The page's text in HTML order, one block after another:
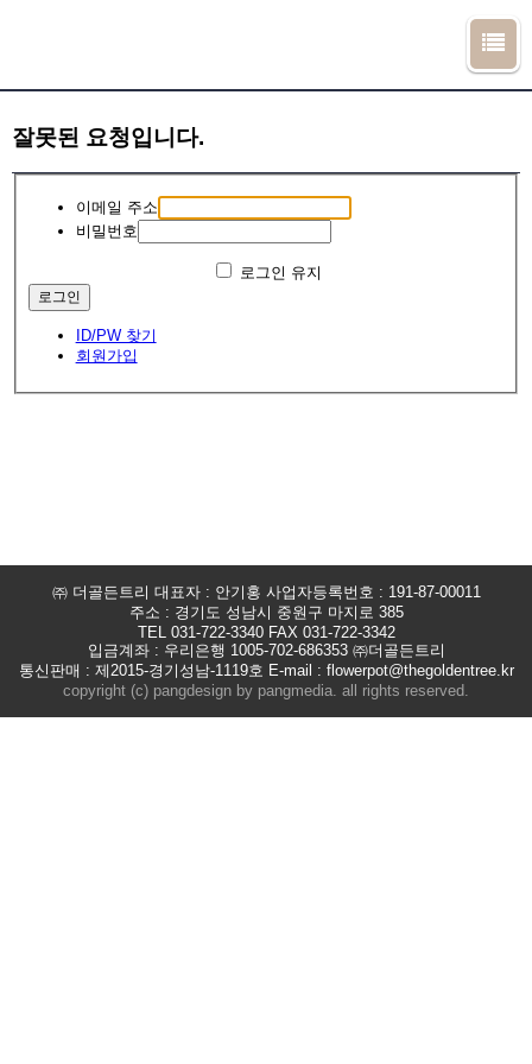
잘못된 요청입니다.
이메일 주소
비밀번호
로그인 유지
ID/PW 찾기
회원가입
㈜ 더골든트리 대표자 : 안기홍 사업자등록번호 : 191-87-00011
주소 : 경기도 성남시 중원구 마지로 385
TEL 031-722-3340 FAX 031-722-3342
입금계좌 : 우리은행 1005-702-686353 ㈜더골든트리
통신판매 : 제2015-경기성남-1119호 E-mail : flowerpot@thegoldentree.kr
copyright (c) pangdesign by pangmedia. all rights reserved.